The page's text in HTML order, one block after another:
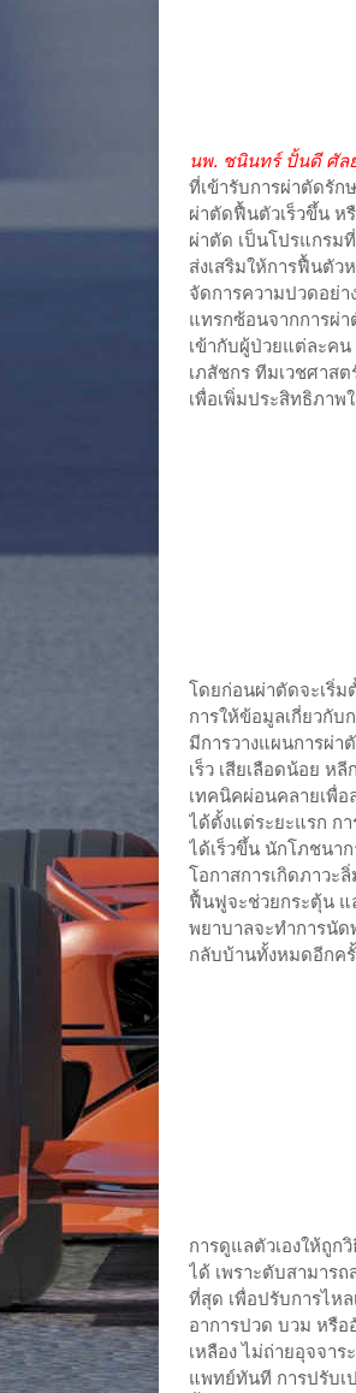
นพ. ชนินทร์ ปั้นดี ศัล
ที่เข้ารับการผ่าตัดรัก
ผ่าตัดฟื้นตัวเร็วขึ้น หรื
ผ่าตัด เป็นโปรแกรม
ส่งเสริมให้การฟื้นตัว
จัดการความปวดอย่า
แทรกซ้อนจากการผ่า
เข้ากับผู้ป่วยแต่ละค
เภสัชกร ทีมเวชศาส
เพื่อเพิ่มประสิทธิภาพ
โดยก่อนผ่าตัดจะเริ่ม
การให้ข้อมูลเกี่ยวกั
มีการวางแผนการผ่า
เร็ว เสียเลือดน้อย ห
เทคนิคผ่อนคลายเพื่อ
ได้ตั้งแต่ระยะแรก ก
ได้เร็วขึ้น นักโภชนา
โอกาสการเกิดภาวะ
ฟื้นฟูจะช่วยกระตุ้น แ
พยาบาลจะทำการนั
กลับบ้านทั้งหมดอีกค
การดูแลตัวเองให้ถูก
ได้ เพราะตับสามาร
ที่สุด เพื่อปรับการไห
อาการปวด บวม หรือ
เหลือง ไม่ถ่ายอุจจา
แพทย์ทันที การปรับเ